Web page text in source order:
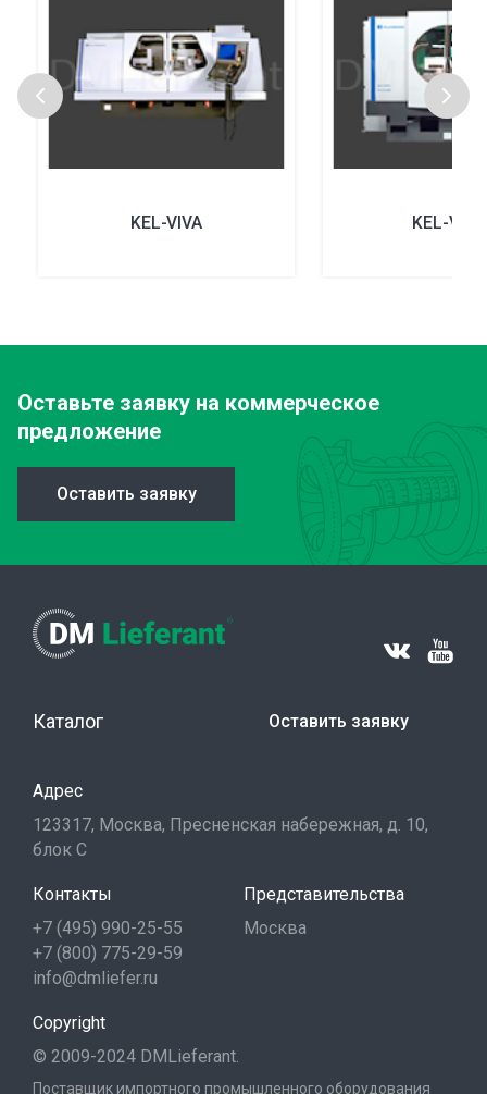
KEL-VIVA KEL-
Оставьте заявку на коммерческое
предложение
Оставить заявку
Каталог Оставить заявку
Адрес
123317, Москва, Пресненская набережная, д. 10,
блок С
Контакты
+7 (495) 990-25-55
+7 (800) 775-29-59
info@dmliefer.ru
Представительства
Москва
Copyright
© 2009-2024 DMLieferant.
Поставщик импортного промышленного оборудования